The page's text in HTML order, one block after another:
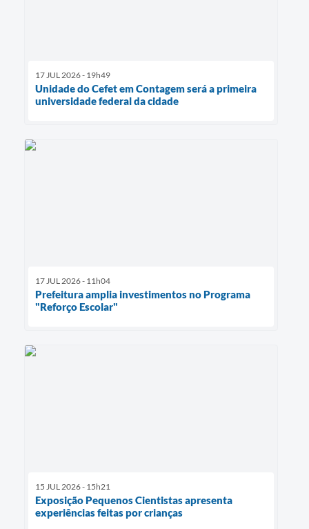
17 JUL 2026 - 19h49
Unidade do Cefet em Contagem será a primeira
universidade federal da cidade
17 JUL 2026 - 11h04
Prefeitura amplia investimentos no Programa
"Reforço Escolar"
15 JUL 2026 - 15h21
Exposição Pequenos Cientistas apresenta
experiências feitas por crianças